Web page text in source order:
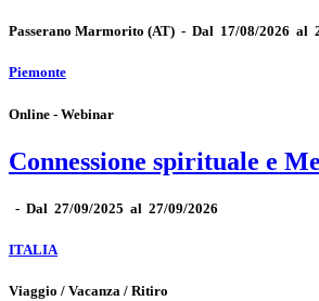
Passerano Marmorito (AT) - Dal 17/08/2026 al
Piemonte
Online - Webinar
Connessione spirituale e
- Dal 27/09/2025 al 27/09/2026
ITALIA
Viaggio / Vacanza / Ritiro